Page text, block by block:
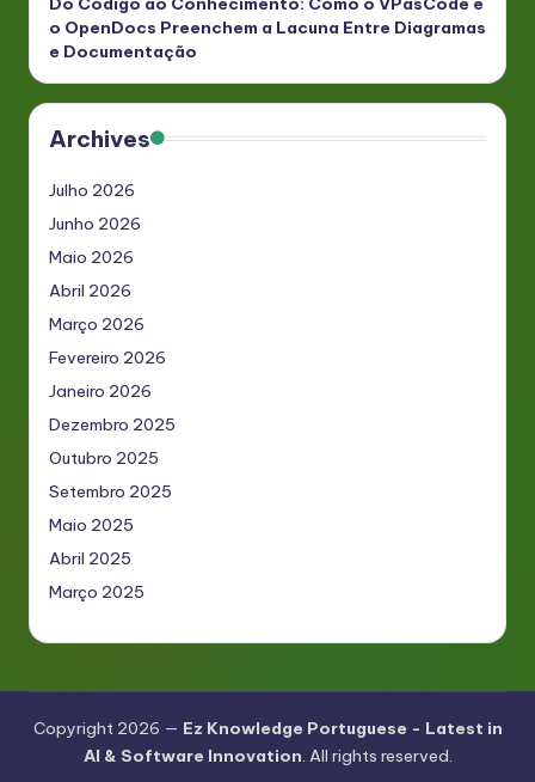
o OpenDocs Preenchem a Lacuna Entre Diagramas
e Documentação
Archives
Julho 2026
Junho 2026
Maio 2026
Abril 2026
Março 2026
Fevereiro 2026
Janeiro 2026
Dezembro 2025
Outubro 2025
Setembro 2025
Maio 2025
Abril 2025
Março 2025
Copyright 2026 — Ez Knowledge Portuguese - Latest in
AI & Software Innovation. All rights reserved.